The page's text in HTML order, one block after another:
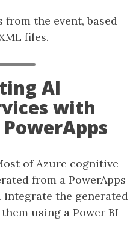
the event, based
files.
AI
with
of Azure cognitive
from a PowerApps
integrate the generated
using a Power BI